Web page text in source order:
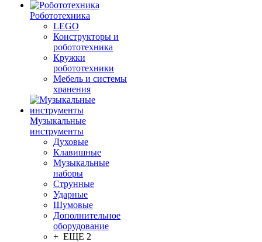
Робототехника
LEGO
Конструкторы и
робототехника
Кружки
робототехники
Мебель и системы
хранения
Музыкальные
инструменты
Духовые
Клавишные
Музыкальные
наборы
Струнные
Ударные
Шумовые
Дополнительное
оборудование
+ ЕЩЕ 2